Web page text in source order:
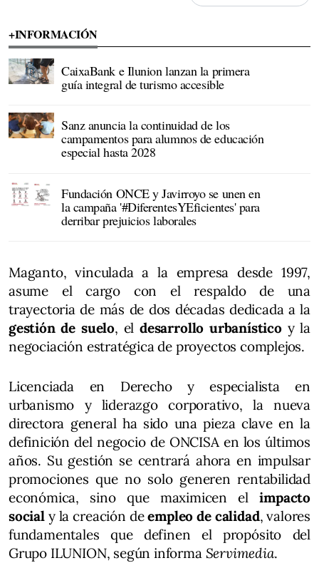
+INFORMACIÓN
CaixaBank e Ilunion lanzan la primera
guía integral de turismo accesible
Sanz anuncia la continuidad de los
campamentos para alumnos de educación
especial hasta 2028
Fundación ONCE y Javirroyo se unen en
la campaña '#DiferentesYEficientes' para
derribar prejuicios laborales
Maganto, vinculada a la empresa desde 1997,
asume el cargo con el respaldo de una
trayectoria de más de dos décadas dedicada a la
gestión de suelo, eldesarrollo urbanísticoy la
negociación estratégica de proyectos complejos.
Licenciada en Derecho y especialista en
urbanismo y liderazgo corporativo, la nueva
directora general ha sido una pieza clave en la
definición del negocio de ONCISA en los últimos
años. Su gestión se centrará ahora en impulsar
promociones que no solo generen rentabilidad
económica, sino que maximicen elimpacto
social y la creación deempleo de calidad, valores
fundamentales que definen el propósito del
Grupo ILUNION, según informa Servimedia.